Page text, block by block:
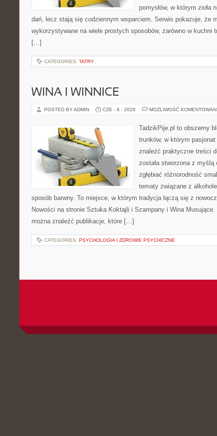
pomysłów, w którym zioła
dań, lecz stają się codziennym wsparciem. Serwis pokazuje, że
wykorzystywane na wiele prostych sposobów, zarówno w kuchni
[…]
CATEGORIES: TATRY
WINA I WINNICE
POSTED BY ADMIN CZE - 6 - 2026 MOŻLIWOŚĆ
TadzikPije.pl to obszerny
trunków, w którym
znaleźć praktyczne treści
została stworzona z
zgłębiać różnorodność
tematy związane z
sposób barwny. To miejsce, w którym tradycja łączą się z
Nowości na stronie Sztuka Koktajli i Szampany i Wina
można znaleźć publikacje, które […]
CATEGORIES: PSYCHOLOGIA I ZDROWIE PSYCHICZNE